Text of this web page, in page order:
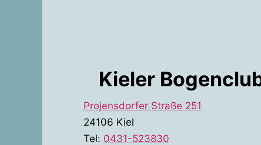
Kieler
Projensdorfer Straße 251
24106 Kiel
Tel: 0431-523830